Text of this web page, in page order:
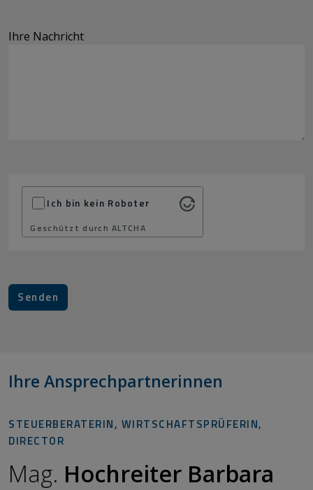
Ihre Nachricht
Ich bin kein Roboter
Geschützt durchALTCHA
Ihre Ansprechpartnerinnen
STEUERBERATERIN, WIRTSCHAFTSPRÜFERIN,
DIRECTOR
Mag. Hochreiter Barbara